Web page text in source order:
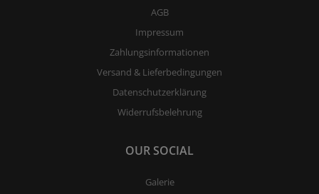
AGB
Impressum
Zahlungsinformationen
Versand & Lieferbedingungen
Datenschutzerklärung
Widerrufsbelehrung
OUR SOCIAL
Galerie